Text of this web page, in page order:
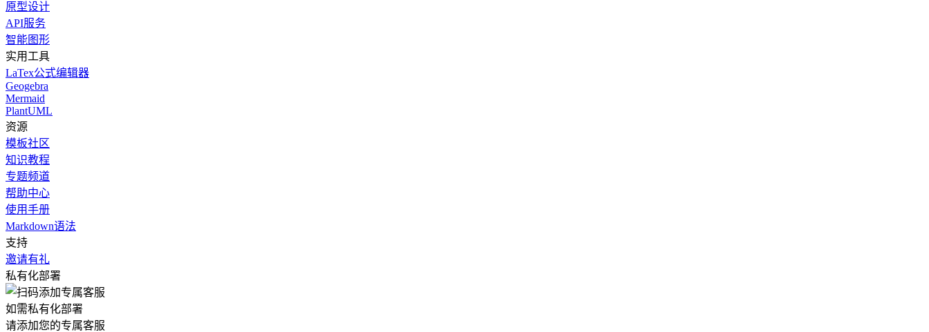
原型设计
API服务
智能图形
实用工具
LaTex公式编辑器
Geogebra
Mermaid
PlantUML
资源
模板社区
知识教程
专题频道
帮助中心
使用手册
Markdown语法
支持
邀请有礼
私有化部署
如需私有化部署
请添加您的专属客服